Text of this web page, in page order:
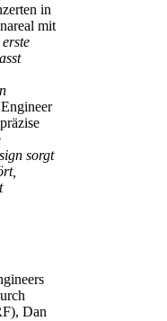
in
mit
erste
sorgt
Dan